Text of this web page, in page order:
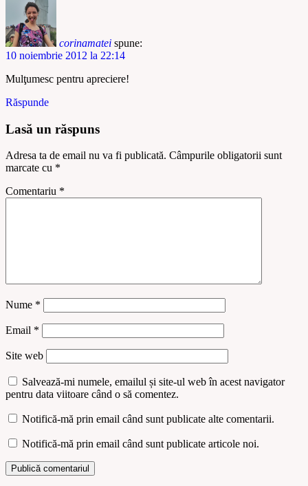
corinamatei spune:
10 noiembrie 2012 la 22:14
Mulţumesc pentru apreciere!
Răspunde
Lasă un răspuns
Adresa ta de email nu va fi publicată. Câmpurile obligatorii sunt
marcate cu *
Comentariu *
Nume *
Email *
Site web
Salvează-mi numele, emailul și site-ul web în acest navigator
pentru data viitoare când o să comentez.
Notifică-mă prin email când sunt publicate alte comentarii.
Notifică-mă prin email când sunt publicate articole noi.